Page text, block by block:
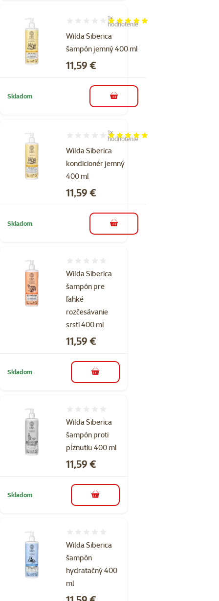
Wilda Siberica
šampón jemný 400 ml
Hodnotenie 100%, počet hodnotení: 1
1×
hodnotenie
Cena
11,59 €
Skladom do košíka
Wilda Siberica
kondicionér jemný
400 ml
Hodnotenie 100%, počet hodnotení: 1
1×
hodnotenie
Cena
11,59 €
Skladom do košíka
Wilda Siberica
šampón pre
ľahké
rozčesávanie
srsti 400 ml
Cena
11,59 €
Skladom do košíka
Wilda Siberica
šampón proti
pĺznutiu 400 ml
Cena
11,59 €
Skladom do košíka
Wilda Siberica
šampón
hydratačný 400
ml